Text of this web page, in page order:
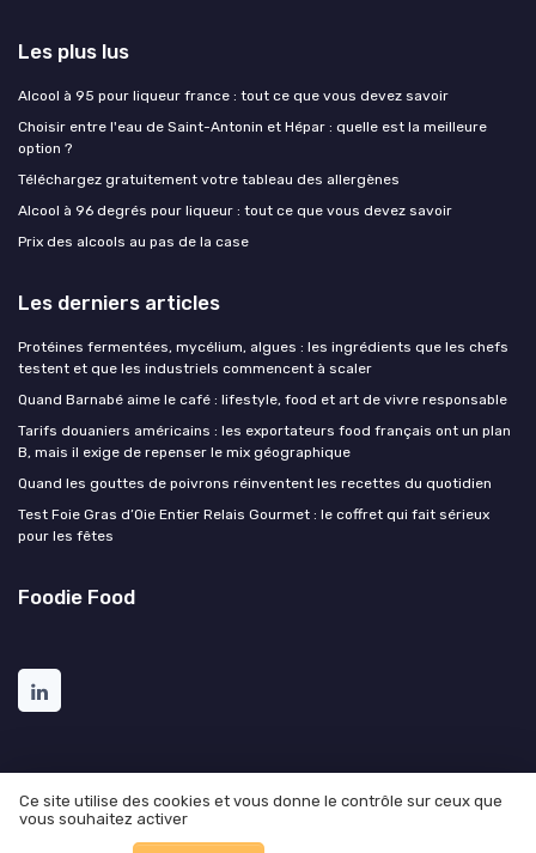
Les plus lus
Alcool à 95 pour liqueur france : tout ce que vous devez savoir
Choisir entre l'eau de Saint-Antonin et Hépar : quelle est la meilleure
option ?
Téléchargez gratuitement votre tableau des allergènes
Alcool à 96 degrés pour liqueur : tout ce que vous devez savoir
Prix des alcools au pas de la case
Les derniers articles
Protéines fermentées, mycélium, algues : les ingrédients que les chefs
testent et que les industriels commencent à scaler
Quand Barnabé aime le café : lifestyle, food et art de vivre responsable
Tarifs douaniers américains : les exportateurs food français ont un plan
B, mais il exige de repenser le mix géographique
Quand les gouttes de poivrons réinventent les recettes du quotidien
Test Foie Gras d’Oie Entier Relais Gourmet : le coffret qui fait sérieux
pour les fêtes
Foodie Food
Mentions légales
Ce site utilise des cookies et vous donne le contrôle sur ceux que
vous souhaitez activer